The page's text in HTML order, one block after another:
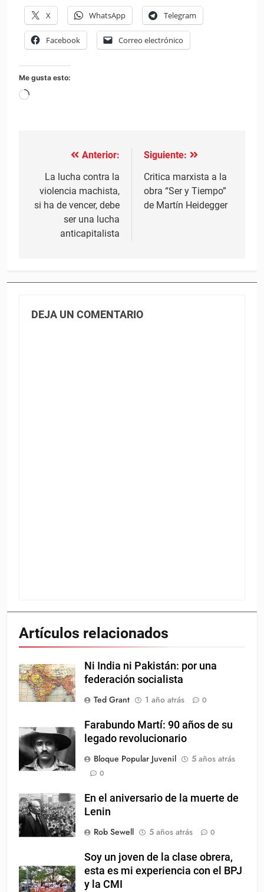
X WhatsApp Telegram
Facebook Correo electrónico
Me gusta esto:
Cargando...
Navegación
de
entradas
Anterior:
La lucha contra la
violencia machista,
si ha de vencer, debe
ser una lucha
anticapitalista
Siguiente:
Critica marxista a la
obra “Ser y Tiempo”
de Martín Heidegger
DEJA UN COMENTARIO
Artículos relacionados
Ni India ni Pakistán: por una
federación socialista
Ted Grant
1 año atrás 0
Farabundo Martí: 90 años de su
legado revolucionario
Bloque Popular Juvenil
5 años atrás
0
En el aniversario de la muerte de
Lenin
Rob Sewell
5 años atrás 0
Soy un joven de la clase obrera,
esta es mi experiencia con el BPJ
y la CMI